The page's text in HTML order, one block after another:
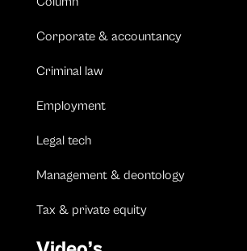
Corporate & accountancy
Criminal law
Employment
Legal tech
Management & deontology
Tax & private equity